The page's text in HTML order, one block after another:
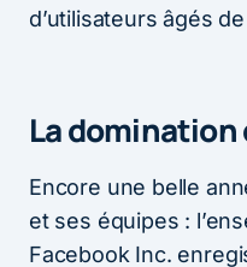
d’utilisateurs âgés de
La domination
Encore une belle
et ses équipes :
Facebook Inc.